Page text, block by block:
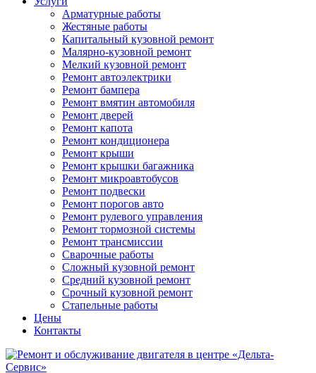
Арматурные работы
Жестяные работы
Капитальный кузовной ремонт
Малярно-кузовной ремонт
Мелкий кузовной ремонт
Ремонт автоэлектрики
Ремонт бампера
Ремонт вмятин автомобиля
Ремонт дверей
Ремонт капота
Ремонт кондиционера
Ремонт крыши
Ремонт крышки багажника
Ремонт микроавтобусов
Ремонт подвески
Ремонт порогов авто
Ремонт рулевого управления
Ремонт тормозной системы
Ремонт трансмиссии
Сварочные работы
Сложный кузовной ремонт
Средний кузовной ремонт
Срочный кузовной ремонт
Стапельные работы
Цены
Контакты